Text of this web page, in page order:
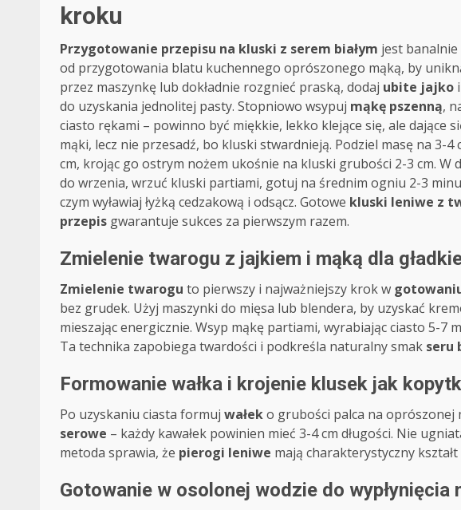
kroku
Przygotowanie przepisu na kluski z serem białym jest
od przygotowania blatu kuchennego oprószonego mąką, by
przez maszynkę lub dokładnie rozgnieć praską, dodaj ubite jajko
do uzyskania jednolitej pasty. Stopniowo wsypuj mąkę pszenną,
ciasto rękami – powinno być miękkie, lekko klejące się, ale dające
mąki, lecz nie przesadź, bo kluski stwardnieją. Podziel masę na 3-4
cm, krojąc go ostrym nożem ukośnie na kluski grubości 2-3 cm. W
do wrzenia, wrzuć kluski partiami, gotuj na średnim ogniu 2-3
czym wyławiaj łyżką cedzakową i odsącz. Gotowe kluski leniwe z
przepis gwarantuje sukces za pierwszym razem.
Zmielenie twarogu z jajkiem i mąką dla
Zmielenie twarogu to pierwszy i najważniejszy krok w
bez grudek. Użyj maszynki do mięsa lub blendera, by uzyskać
mieszając energicznie. Wsyp mąkę partiami, wyrabiając ciasto 5-7
Ta technika zapobiega twardości i podkreśla naturalny smak seru
Formowanie wałka i krojenie klusek jak
Po uzyskaniu ciasta formuj wałeko grubości palca na oprószonej
serowe – każdy kawałek powinien mieć 3-4 cm długości. Nie
metoda sprawia, że pierogi leniwe mają charakterystyczny
Gotowanie w osolonej wodzie do wypłynięcia